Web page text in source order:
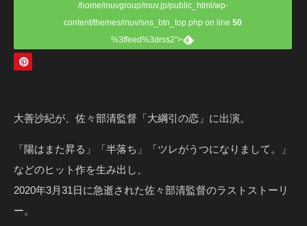
/home/muvgroup/muv.jp/public_html/wp-
content/themes/muv/sns_btn_top.php on line 50
%3ffeed%3drss2">
大善沙紀が、佐々部清監督「大綱引の恋」に出演。
「陽はまた昇る」「半落ち」「ツレがうつになりまして。」
などのヒット作を生み出し、
2020年3月31日に急逝された佐々部清監督のラストストーリ
ー。